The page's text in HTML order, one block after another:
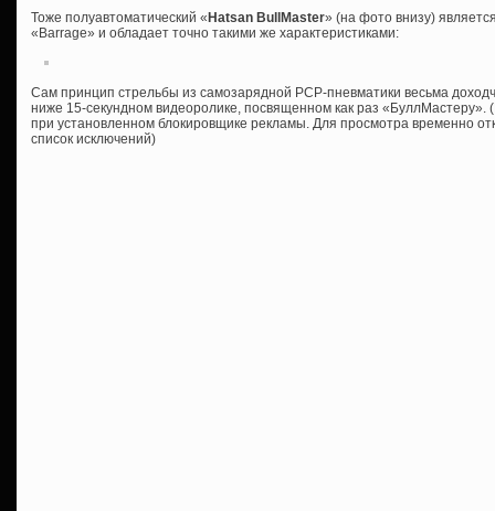
Тоже полуавтоматический « Hatsan BullMaster» (на фото внизу)
«Barrage» и обладает точно такими же характеристиками:
Сам принцип стрельбы из самозарядной PCP-пневматики весьма
ниже 15-секундном видеоролике, посвященном как раз «БуллМастеру».
при установленном блокировщике рекламы. Для просмотра временно
список исключений)